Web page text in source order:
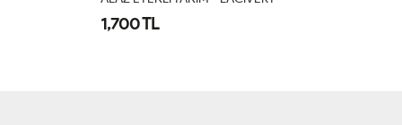
1,700 TL